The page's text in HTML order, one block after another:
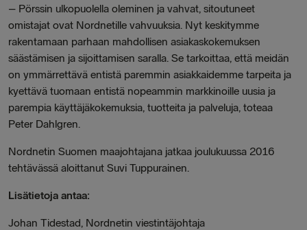
– Pörssin ulkopuolella oleminen ja vahvat, sitoutuneet
omistajat ovat Nordnetille vahvuuksia. Nyt keskitymme
rakentamaan parhaan mahdollisen asiakaskokemuksen
säästämisen ja sijoittamisen saralla. Se tarkoittaa, että meidän
on ymmärrettävä entistä paremmin asiakkaidemme tarpeita ja
kyettävä tuomaan entistä nopeammin markkinoille uusia ja
parempia käyttäjäkokemuksia, tuotteita ja palveluja, toteaa
Peter Dahlgren.
Nordnetin Suomen maajohtajana jatkaa joulukuussa 2016
tehtävässä aloittanut Suvi Tuppurainen.
Lisätietoja antaa:
Johan Tidestad, Nordnetin viestintäjohtaja